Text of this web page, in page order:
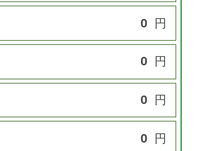
0 円
0 円
0 円
0 円